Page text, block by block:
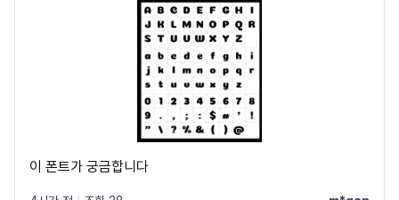
이 폰트가 궁금합니다